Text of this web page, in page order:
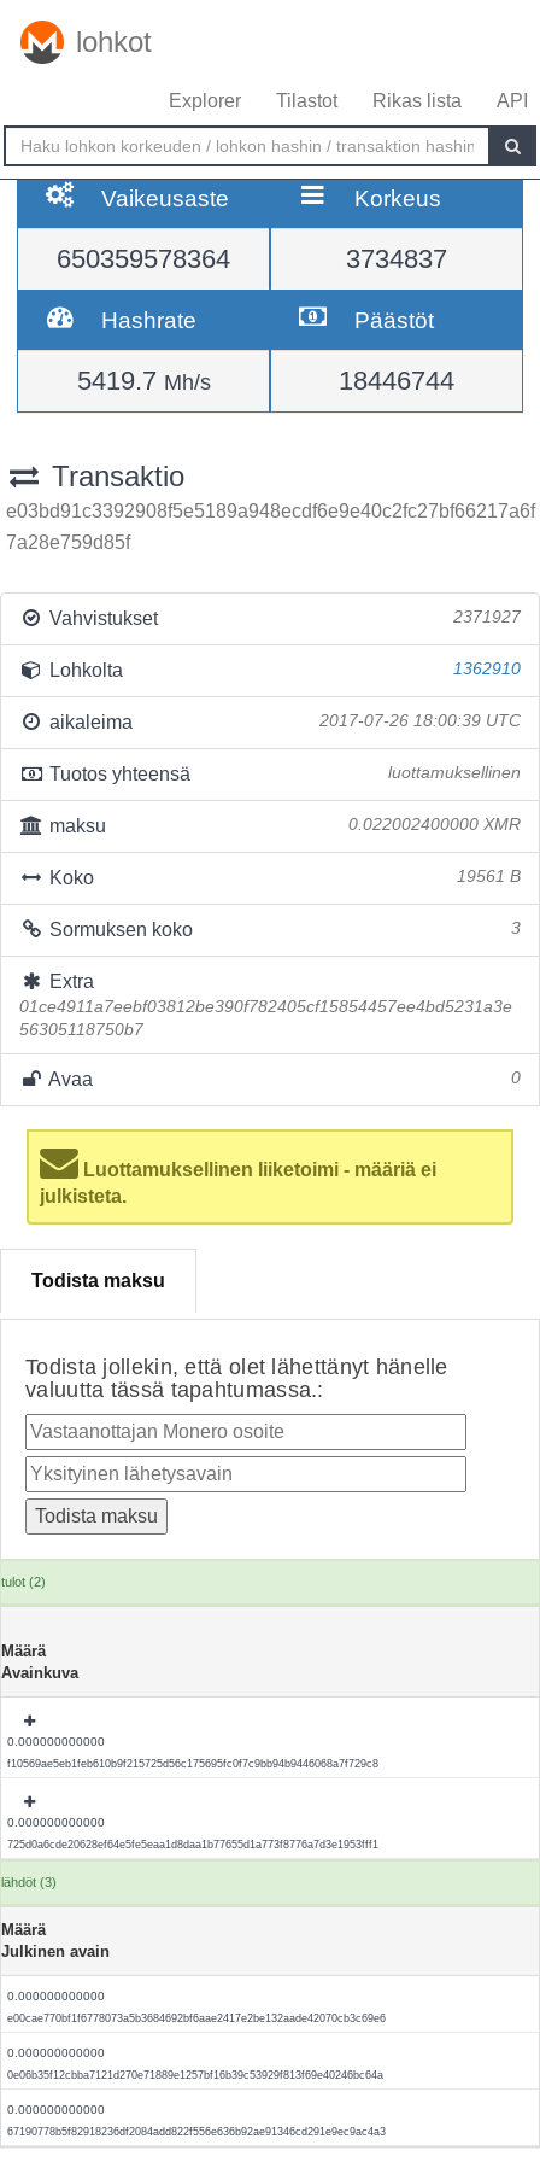
lohkot
Explorer Tilastot Rikas lista API
Vaikeusaste
650359578364
Korkeus
3734837
Hashrate
5419.7 Mh/s
Päästöt
18446744
Transaktio
e03bd91c3392908f5e5189a948ecdf6e9e40c2fc27bf66217a6f
7a28e759d85f
Vahvistukset 2371927
Lohkolta 1362910
aikaleima 2017-07-26 18:00:39 UTC
Tuotos yhteensä luottamuksellinen
maksu 0.022002400000 XMR
Koko 19561 B
Sormuksen koko 3
Extra
01ce4911a7eebf03812be390f782405cf15854457ee4bd5231a3e
56305118750b7
Avaa 0
Luottamuksellinen liiketoimi - määriä ei
julkisteta.
Todista maksu
Todista jollekin, että olet lähettänyt hänelle
valuutta tässä tapahtumassa.:
tulot (2)
Määrä
Avainkuva
0.000000000000
f10569ae5eb1feb610b9f215725d56c175695fc0f7c9bb94b9446068a7f729c8
0.000000000000
725d0a6cde20628ef64e5fe5eaa1d8daa1b77655d1a773f8776a7d3e1953fff1
lähdöt (3)
Määrä
Julkinen avain
0.000000000000
e00cae770bf1f6778073a5b3684692bf6aae2417e2be132aade42070cb3c69e6
0.000000000000
0e06b35f12cbba7121d270e71889e1257bf16b39c53929f813f69e40246bc64a
0.000000000000
67190778b5f82918236df2084add822f556e636b92ae91346cd291e9ec9ac4a3